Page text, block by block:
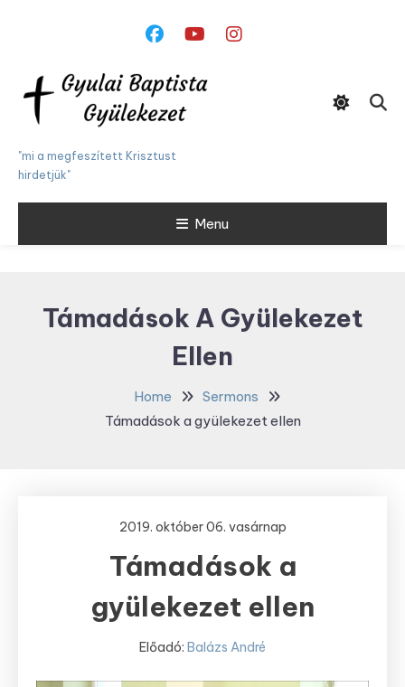
"mi a megfeszített Krisztust
hirdetjük"
Menu
Támadások A Gyülekezet
Ellen
Home
Sermons
Támadások a gyülekezet ellen
2019. október 06. vasárnap
Támadások a
gyülekezet ellen
Előadó: Balázs André